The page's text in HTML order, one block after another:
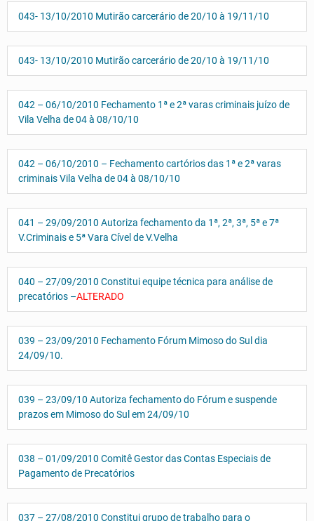
043- 13/10/2010 Mutirão carcerário de 20/10 à 19/11/10
043- 13/10/2010 Mutirão carcerário de 20/10 à 19/11/10
042 – 06/10/2010 Fechamento 1ª e 2ª varas criminais juízo de
Vila Velha de 04 à 08/10/10
042 – 06/10/2010 – Fechamento cartórios das 1ª e 2ª varas
criminais Vila Velha de 04 à 08/10/10
041 – 29/09/2010 Autoriza fechamento da 1ª, 2ª, 3ª, 5ª e 7ª
V.Criminais e 5ª Vara Cível de V.Velha
040 – 27/09/2010 Constitui equipe técnica para análise de
precatórios –ALTERADO
039 – 23/09/2010 Fechamento Fórum Mimoso do Sul dia
24/09/10.
039 – 23/09/10 Autoriza fechamento do Fórum e suspende
prazos em Mimoso do Sul em 24/09/10
038 – 01/09/2010 Comitê Gestor das Contas Especiais de
Pagamento de Precatórios
037 – 27/08/2010 Constitui grupo de trabalho para o